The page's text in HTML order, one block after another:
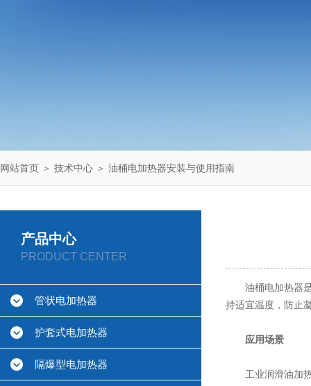
网站首页 ＞ 技术中心 ＞ 油桶电加热器安装与使用指南
产品中心
PRODUCT CENTER
管状电加热器
护套式电加热器
隔爆型电加热器
油桶电加热器是
持适宜温度，防止
应用场景
工业润滑油加热